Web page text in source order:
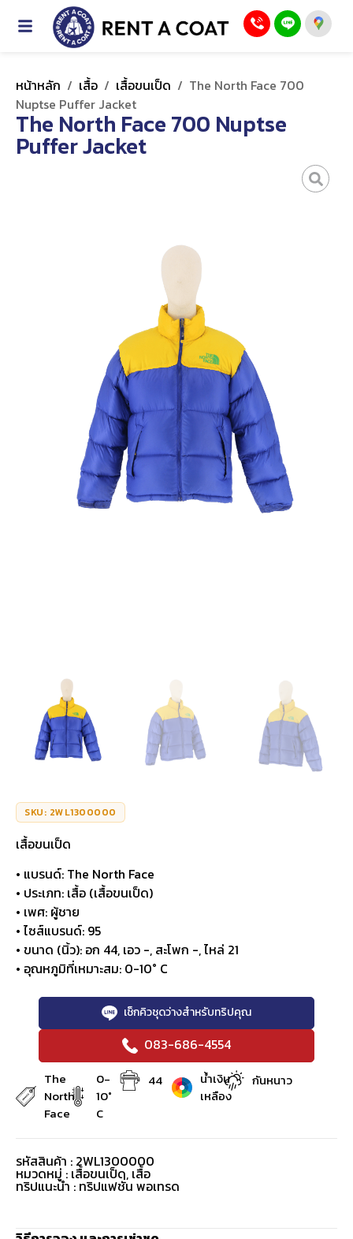
หน้าหลัก / เสื้อ / เสื้อขนเป็ด / The North Face 700
Nuptse Puffer Jacket
The North Face 700 Nuptse
Puffer Jacket
SKU: 2WL1300000
เสื้อขนเป็ด
• แบรนด์: The North Face
• ประเภท: เสื้อ (เสื้อขนเป็ด)
• เพศ: ผู้ชาย
• ไซส์แบรนด์: 95
• ขนาด (นิ้ว): อก 44, เอว -, สะโพก -, ไหล่ 21
• อุณหภูมิที่เหมาะสม: 0-10° C
เช็กคิวชุดว่างสำหรับทริปคุณ
083-686-4554
The
North
Face
0-
10°
C
44
น้ำเงิน
เหลือง
กันหนาว
รหัสสินค้า : 2WL1300000
หมวดหมู่ : เสื้อขนเป็ด, เสื้อ
ทริปแนะนำ : ทริปแฟชั่น พอเทรด